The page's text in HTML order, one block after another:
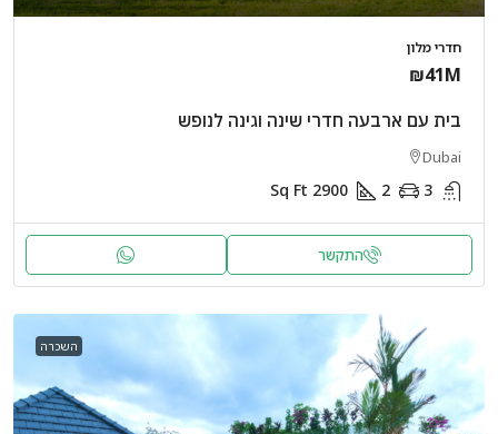
חדרי מלון
₪41M
בית עם ארבעה חדרי שינה וגינה לנופש
Dubai
3
2
2900
Sq Ft
התקשר
השכרה